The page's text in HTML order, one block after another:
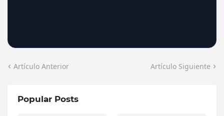
Artículo Anterior Artículo Siguiente
Popular Posts